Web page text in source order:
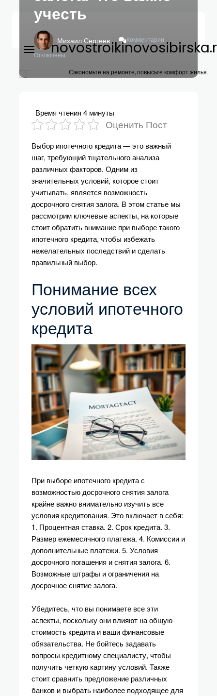
Сэкономьте на ремонте, повысьте комфорт жилья.
учесть
Михаил Сергеев Комментарии
Записи
Как
Ипотечный
Залога:
Важно
Отключены
Время чтения 4 минуты
Оценить Пост
Выбор ипотечного кредита — это важный
шаг, требующий тщательного анализа
различных факторов. Одним из
значительных условий, которое стоит
учитывать, является возможность
досрочного снятия залога. В этом статье мы
рассмотрим ключевые аспекты, на которые
стоит обратить внимание при выборе такого
ипотечного кредита, чтобы избежать
нежелательных последствий и сделать
правильный выбор.
Понимание всех
условий ипотечного
кредита
При выборе ипотечного кредита с
возможностью досрочного снятия залога
крайне важно внимательно изучить все
условия кредитования. Это включает в себя:
1. Процентная ставка. 2. Срок кредита. 3.
Размер ежемесячного платежа. 4. Комиссии и
дополнительные платежи. 5. Условия
досрочного погашения и снятия залога. 6.
Возможные штрафы и ограничения на
досрочное снятие залога.
Убедитесь, что вы понимаете все эти
аспекты, поскольку они влияют на общую
стоимость кредита и ваши финансовые
обязательства. Не бойтесь задавать
вопросы кредитному специалисту, чтобы
получить четкую картину условий. Также
стоит сравнить предложение различных
банков и выбрать наиболее подходящее для